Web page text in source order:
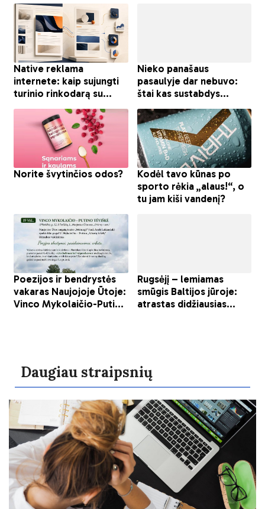
Daugiau straipsnių